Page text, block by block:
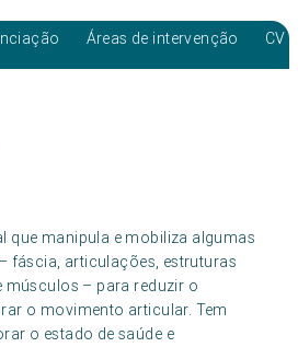
Áreas de intervenção CV
que manipula e mobiliza algumas
fáscia, articulações, estruturas
músculos – para reduzir o
o movimento articular. Tem
o estado de saúde e